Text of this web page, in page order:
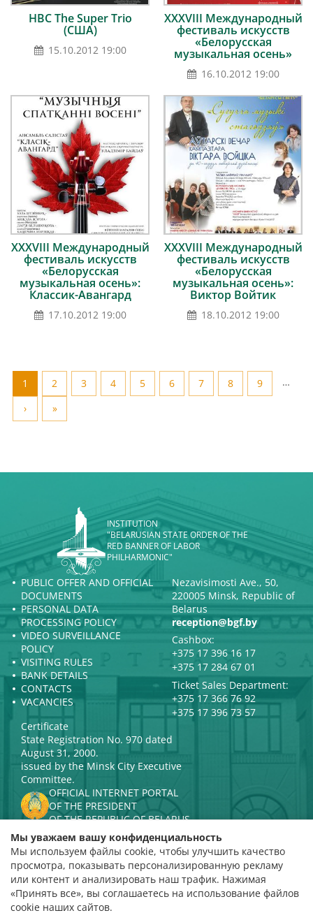
HBC The Super Trio
(США)
15.10.2012 19:00
ХХХVІII Международный
фестиваль искусств
«Белорусская
музыкальная осень»
16.10.2012 19:00
ХХХVІII Международный
фестиваль искусств
«Белорусская
музыкальная осень»:
Классик-Авангард
17.10.2012 19:00
ХХХVІII Международный
фестиваль искусств
«Белорусская
музыкальная осень»:
Виктор Войтик
18.10.2012 19:00
1 2 3 4 5 6 7 8 9
…
›
»
INSTITUTION
"BELARUSIAN STATE ORDER OF THE
RED BANNER OF LABOR
PHILHARMONIC"
PUBLIC OFFER AND OFFICIAL
DOCUMENTS
PERSONAL DATA
PROCESSING POLICY
VIDEO SURVEILLANCE
POLICY
VISITING RULES
BANK DETAILS
CONTACTS
VACANCIES
Nezavisimosti Ave., 50,
220005 Minsk, Republic of
Belarus
reception@bgf.by
Cashbox:
+375 17 396 16 17
+375 17 284 67 01
Ticket Sales Department:
+375 17 366 76 92
+375 17 396 73 57
Certificate
State Registration No. 970 dated
August 31, 2000.
issued by the Minsk City Executive
Committee.
OFFICIAL INTERNET PORTAL
OF THE PRESIDENT
OF THE REPUBLIC OF BELARUS
MINISTRY OF CULTURE OF THE
REPUBLIC OF BELARUS
PORTAL
RATING ASSESSMENT
Rating 4.9
based on 112 reviews
Мы уважаем вашу конфиденциальность
Мы используем файлы cookie, чтобы улучшить качество
просмотра, показывать персонализированную рекламу
или контент и анализировать наш трафик. Нажимая
«Принять все», вы соглашаетесь на использование файлов
cookie наших сайтов.